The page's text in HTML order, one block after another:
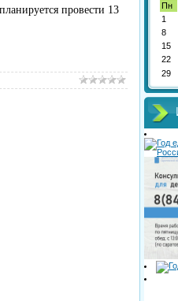
провести 13
Пн
1
8
15
22
29